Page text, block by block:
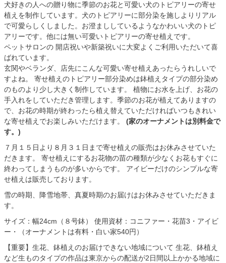
犬好きの人への贈り物に季節のお花と可愛い犬のトピアリーの寄せ
植えを制作しています。犬のトピアリーに部分染を施しよりリアル
で可愛らしくしました。お澄まししているようなかわいい犬のトピ
アリーです。他には無い可愛いトピアリーの寄せ植えです。
ペットサロンの 開店祝いや新築祝いに大変よくご利用いただいて喜
ばれています。
玄関やベランダ、店先にこんな可愛い寄せ植えあったらうれしいで
すよね。 寄せ植えのトピアリー部分染めは鉢植えタイプの部分染め
のものより少し大きく制作しています。 植物にお水を上げ、お花の
手入れをしていただき管理します。季節のお花が植えてありますの
で、お花の時期が終わったら植え替えていただければいつもきれい
な寄せ植えでお楽しみいただけます。 (家のオーナメントは別料金で
す。)
７月１５日より８月３１日まで寄せ植えの販売はお休みさせていた
だきます。 寄せ植えにするお花物の苗の種類が少なくお花もすぐに
終わってしまうものが多いからです。 アイビーだけのシンプルな寄
せ植えは販売しております。
雪の時期、降雪地帯、真夏時期のお届けはお休みさせていただきま
す。
サイズ：幅24cm（８号鉢） 使用資材：コニファー・花苗3・アイビ
ー・（オーナメントは有料・白い家540円）
【重要】生花、鉢植えのお届けできない地域について 生花、鉢植え
など生ものタイプの作品は東京からの配送が2日間以上かかる地域に